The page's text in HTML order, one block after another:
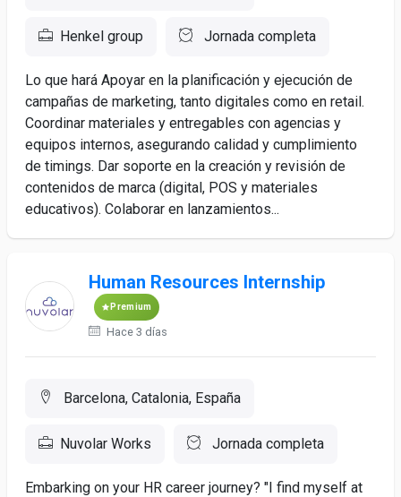
Henkel group Jornada completa
Lo que hará Apoyar en la planificación y ejecución de
campañas de marketing, tanto digitales como en retail.
Coordinar materiales y entregables con agencias y
equipos internos, asegurando calidad y cumplimiento
de timings. Dar soporte en la creación y revisión de
contenidos de marca (digital, POS y materiales
educativos). Colaborar en lanzamientos...
Human Resources Internship
Premium
Hace 3 días
Barcelona, Catalonia, España
Nuvolar Works Jornada completa
Embarking on your HR career journey? "I find myself at